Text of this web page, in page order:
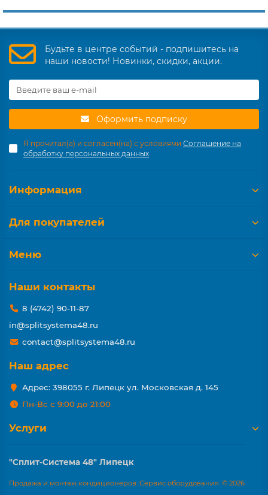
Будьте в центре событий - подпишитесь на
наши новости! Новинки, скидки, акции.
Оформить подписку
Я прочитал(а) и согласен(на) с условиями Соглашение на
обработку персональных данных
Информация
Для покупателей
Меню
Наши контакты
8 (4742) 90-11-87
in@splitsystema48.ru
contact@splitsystema48.ru
Наш адрес
Адрес: 398055 г. Липецк ул. Московская д. 145
Пн-Вс с 9:00 до 21:00
Услуги
"Сплит-Система 48" Липецк
Продажа и монтаж кондиционеров. Сервис оборудования. © 2026